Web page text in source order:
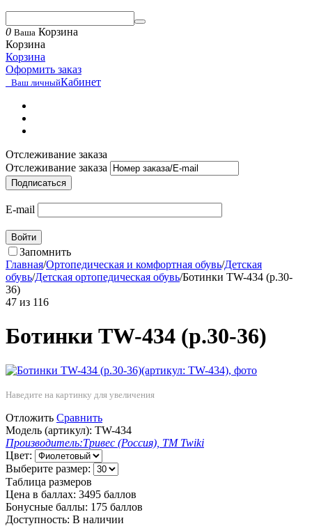
0 Ваша Корзина
Корзина
Корзина
Оформить заказ
Ваш личныйКабинет
Отслеживание заказа
Отслеживание заказа
Подписаться
E-mail
Войти
Запомнить
Главная/Ортопедическая и комфортная обувь/Детская
обувь/Детская ортопедическая обувь/Ботинки TW-434 (р.30-
36)
47 из 116
Ботинки TW-434 (р.30-36)
Наведите на картинку для увеличения
Отложить Сравнить
Модель (артикул): TW-434
Производитель:Тривес (Россия), ТМ Twiki
Цвет:
Выберите размер:
Таблица размеров
Цена в баллах: 3495 баллов
Бонусные баллы: 175 баллов
Доступность: В наличии